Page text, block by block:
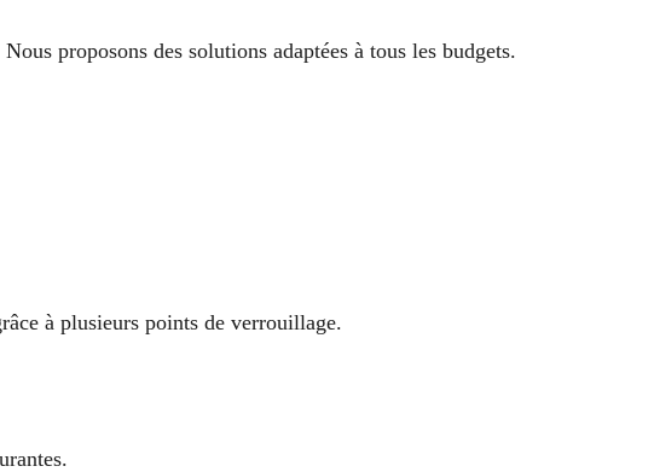
proposons des solutions adaptées à tous les budgets.
à plusieurs points de verrouillage.